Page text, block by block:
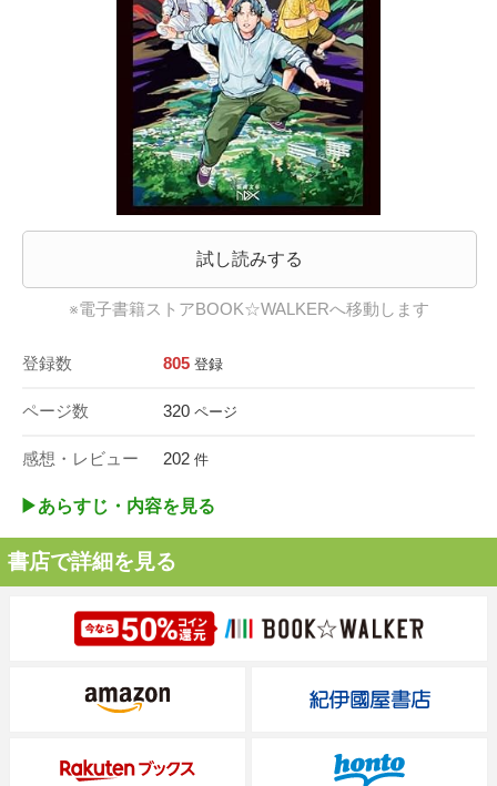
試し読みする
※電子書籍ストアBOOK☆WALKERへ移動します
登録数 805 登録
ページ数 320 ページ
感想・レビュー 202 件
▶︎あらすじ・内容を見る
書店で詳細を見る